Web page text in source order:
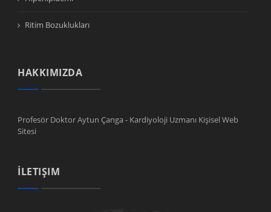
Ritim Bozuklukları
HAKKIMIZDA
Profesör Doktor Aytun Çanga - Kardiyoloji Uzmanı Kişisel Web
Sitesi
İLETIŞIM